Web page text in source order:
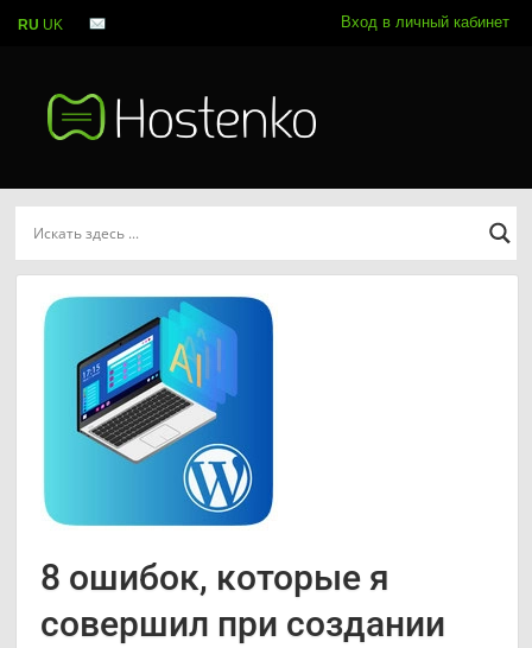
Вход в личный кабинет
8 ошибок, которые я
совершил при создании
RU UK